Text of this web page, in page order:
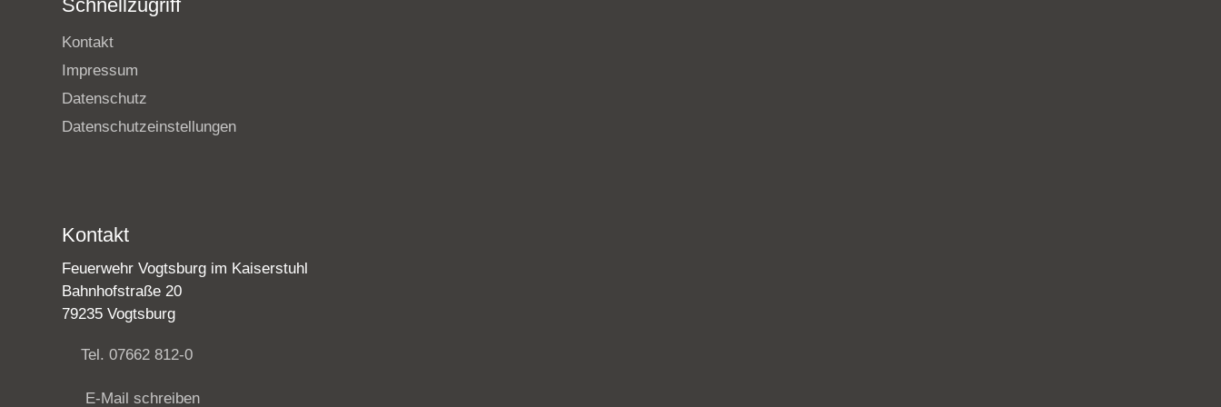
Schnellzugriff
Kontakt
Impressum
Datenschutz
Datenschutzeinstellungen
Kontakt
Feuerwehr Vogtsburg im Kaiserstuhl
Bahnhofstraße 20
79235 Vogtsburg
Tel. 07662 812-0
E-Mail schreiben